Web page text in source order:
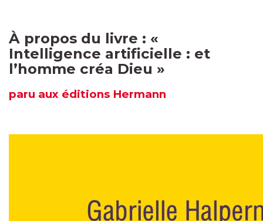
À propos du livre : «
Intelligence artificielle : et
l’homme créa Dieu »
paru aux éditions Hermann